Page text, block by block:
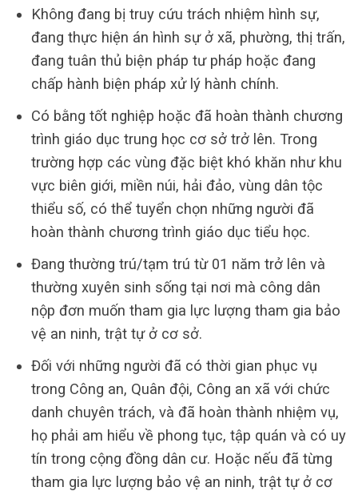
Không đang bị truy cứu trách nhiệm hình sự,
đang thực hiện án hình sự ở xã, phường, thị trấn,
đang tuân thủ biện pháp tư pháp hoặc đang
chấp hành biện pháp xử lý hành chính.
Có bằng tốt nghiệp hoặc đã hoàn thành chương
trình giáo dục trung học cơ sở trở lên. Trong
trường hợp các vùng đặc biệt khó khăn như khu
vực biên giới, miền núi, hải đảo, vùng dân tộc
thiểu số, có thể tuyển chọn những người đã
hoàn thành chương trình giáo dục tiểu học.
Đang thường trú/tạm trú từ 01 năm trở lên và
thường xuyên sinh sống tại nơi mà công dân
nộp đơn muốn tham gia lực lượng tham gia bảo
vệ an ninh, trật tự ở cơ sở.
Đối với những người đã có thời gian phục vụ
trong Công an, Quân đội, Công an xã với chức
danh chuyên trách, và đã hoàn thành nhiệm vụ,
họ phải am hiểu về phong tục, tập quán và có uy
tín trong cộng đồng dân cư. Hoặc nếu đã từng
tham gia lực lượng bảo vệ an ninh, trật tự ở cơ